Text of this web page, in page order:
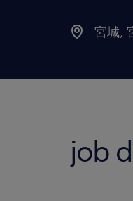
宮城,
job